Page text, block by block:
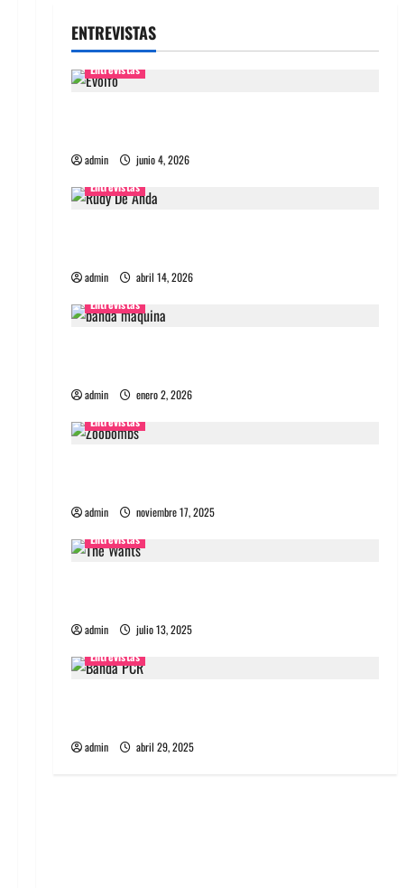
ENTREVISTAS
Entrevistas
admin
junio 4, 2026
Entrevistas
admin
abril 14, 2026
Entrevistas
admin
enero 2, 2026
Entrevistas
admin
noviembre 17, 2025
Entrevistas
admin
julio 13, 2025
Entrevistas
admin abril 29, 2025